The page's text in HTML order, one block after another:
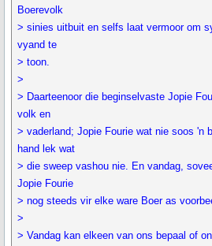
Boerevolk
> sinies uitbuit en selfs laat vermoor om
vyand te
> toon.
>
> Daarteenoor die beginselvaste Jopie
volk en
> vaderland; Jopie Fourie wat nie soos 'n
hand lek wat
> die sweep vashou nie. En vandag,
Jopie Fourie
> nog steeds vir elke ware Boer as
>
> Vandag kan elkeen van ons bepaal of